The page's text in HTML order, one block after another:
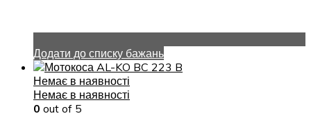
Додати до списку бажань
Немає в наявності
Немає в наявності
0 out of 5